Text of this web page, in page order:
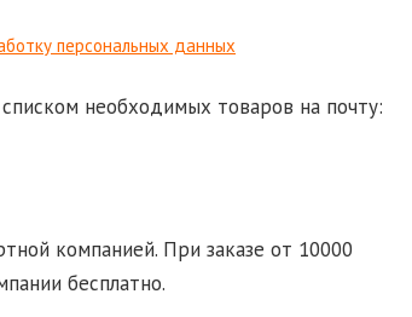
персональных данных
необходимых товаров на почту:
компанией. При заказе от 10000
бесплатно.